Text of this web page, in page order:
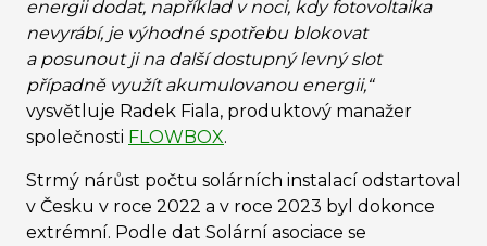
energii dodat, například v noci, kdy fotovoltaika
nevyrábí, je výhodné spotřebu blokovat
a posunout ji na další dostupný levný slot
případně využít akumulovanou energii,“
vysvětluje Radek Fiala, produktový manažer
společnosti FLOWBOX.
Strmý nárůst počtu solárních instalací odstartoval
v Česku v roce 2022 a v roce 2023 byl dokonce
extrémní. Podle dat Solární asociace se